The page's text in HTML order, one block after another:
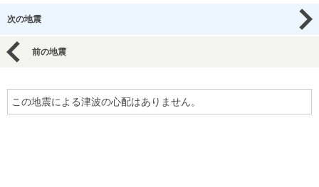
次の地震
前の地震
この地震による津波の心配はありません。